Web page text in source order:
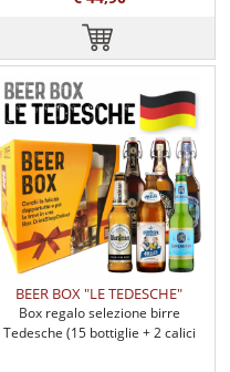
BEER BOX "LE TEDESCHE"
Box regalo selezione birre
Tedesche (15 bottiglie + 2 calici